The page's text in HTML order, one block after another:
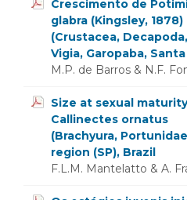
Crescimento de
glabra (Kingsley, 1878)
(Crustacea,
Vigia, Garopaba,
M.P. de Barros & N.F.
Size at sexual
Callinectes ornatus
(Brachyura,
region (SP), Brazil
F.L.M. Mantelatto & A.